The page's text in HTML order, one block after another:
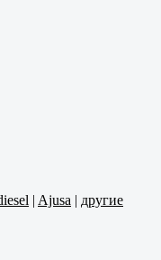
| Ajusa | другие